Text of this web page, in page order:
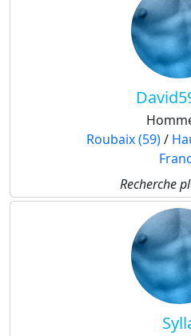
Roubaix (59)/
Recherche